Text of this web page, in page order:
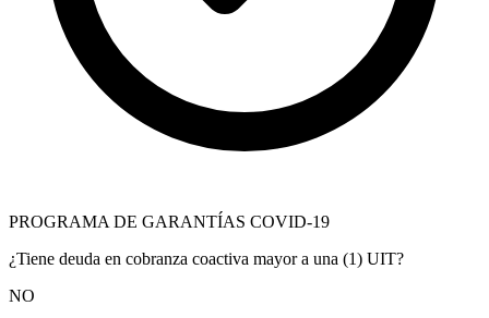
PROGRAMA DE GARANTÍAS COVID-19
¿Tiene deuda en cobranza coactiva mayor a una (1) UIT?
NO